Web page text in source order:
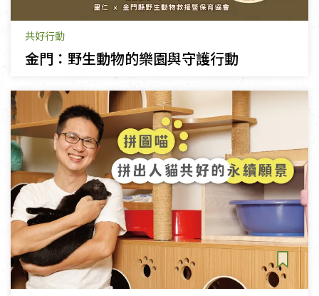
共好行動
金門：野生動物的樂園與守護行動